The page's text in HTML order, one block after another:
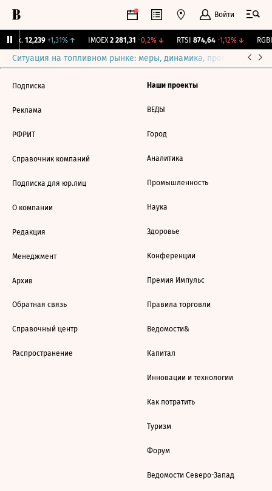
Войти
Бирж. 12,239 +1,31%↑ IMOEX 2 281,31 -0,2%↓ RTSI 874,64 -1,12%↓ RGBI
Ситуация на топливном рынке: меры, динамика, прогнозы
Подписка
Реклама
РФРИТ
Справочник компаний
Подписка для юр.лиц
О компании
Редакция
Менеджмент
Архив
Обратная связь
Справочный центр
Распространение
Наши проекты
ВЕДЫ
Город
Аналитика
Промышленность
Наука
Здоровье
Конференции
Премия Импульс
Правила торговли
Ведомости&
Капитал
Инновации и технологии
Как потратить
Туризм
Форум
Ведомости Северо-Запад